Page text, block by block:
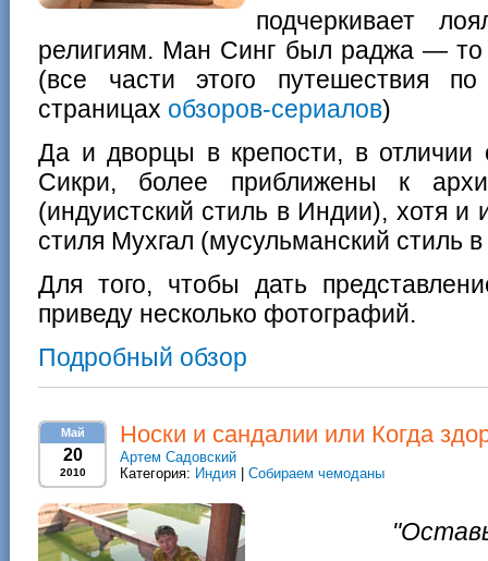
подчеркивает
религиям. Ман Синг был раджа — то
(все части этого путешествия
страницах обзоров-сериалов)
Да и дворцы в крепости, в
Сикри, более приближены к
(индуистский стиль в Индии), хотя
стиля Мухгал (мусульманский стиль
Для того, чтобы дать
приведу несколько фотографий.
Подробный обзор
Май
20
2010
Носки и сандалии или Когда
Артем Садовский
Категория: Индия Собираем чемоданы